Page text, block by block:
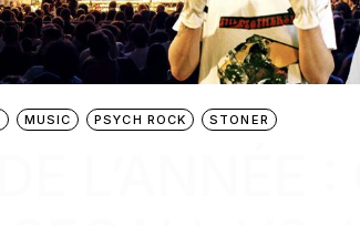
MUSIC PSYCH ROCK STONER